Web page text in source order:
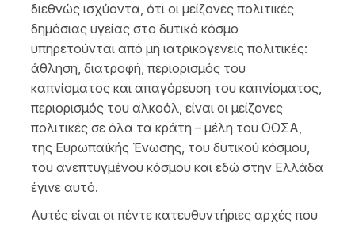
διεθνώς ισχύοντα, ότι οι μείζονες πολιτικές
δημόσιας υγείας στο δυτικό κόσμο
υπηρετούνται από μη ιατρικογενείς πολιτικές:
άθληση, διατροφή, περιορισμός του
καπνίσματος και απαγόρευση του καπνίσματος,
περιορισμός του αλκοόλ, είναι οι μείζονες
πολιτικές σε όλα τα κράτη – μέλη του ΟΟΣΑ,
της Ευρωπαϊκής Ένωσης, του δυτικού κόσμου,
του ανεπτυγμένου κόσμου και εδώ στην Ελλάδα
έγινε αυτό.
Αυτές είναι οι πέντε κατευθυντήριες αρχές που